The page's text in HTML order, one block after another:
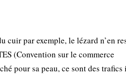
cuir par exemple, le lézard n’en
(Convention sur le commerce
pour sa peau, ce sont des